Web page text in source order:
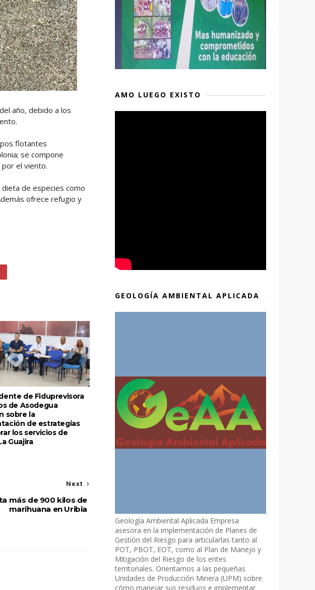
año, debido a los
flotantes
se compone
el viento.
de especies como
ofrece refugio y
de Fiduprevisora
de Asodegua
sobre la
de estrategias
los servicios de
Guajira
Next
más de 900 kilos de
marihuana en Uribia
AMO LUEGO EXISTO
GEOLOGÍA AMBIENTAL APLICADA
Geología Ambiental Aplicada Empresa
asesora en la implementación de Planes de
Gestión del Riesgo para articularlas tanto al
POT, PBOT, EOT, como al Plan de Manejo y
Mitigación del Riesgo de los entes
territoriales. Orientamos a las pequeñas
Unidades de Producción Minera (UPM) sobre
cómo manejar sus residuos e implementar